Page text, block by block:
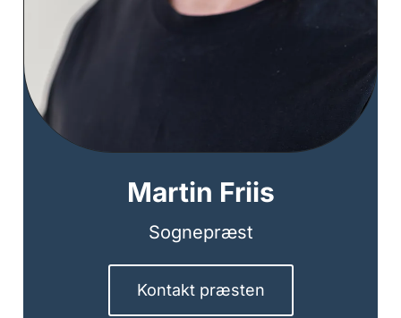
Martin Friis
Sognepræst
Kontakt præsten